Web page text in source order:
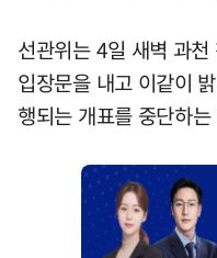
선관위는 4일 새벽 과
입장문을 내고 이같이
행되는 개표를 중단하